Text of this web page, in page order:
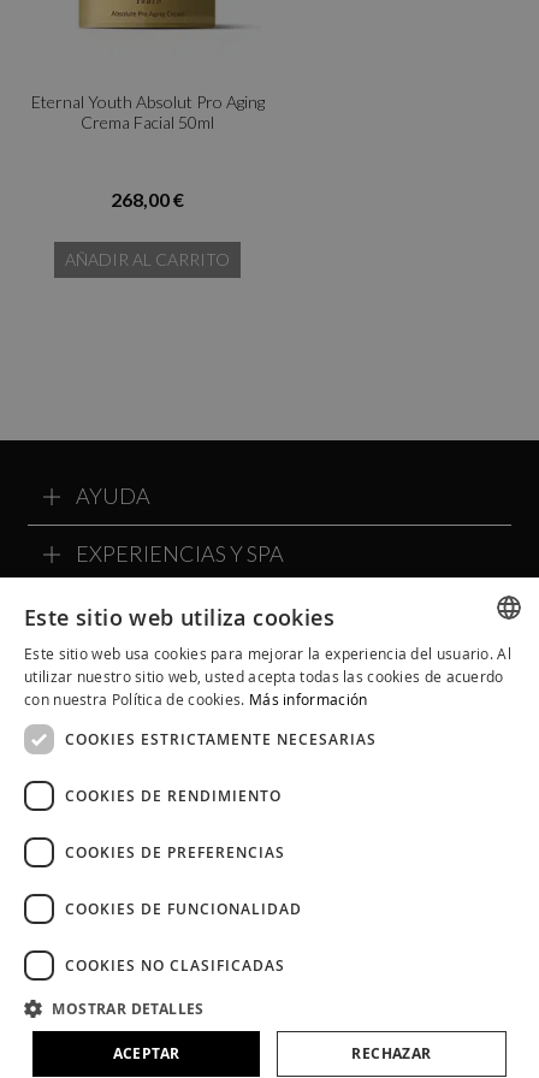
Eternal Youth Absolut Pro Aging
Crema Facial 50ml
268,00 €
AÑADIR AL CARRITO
AYUDA
EXPERIENCIAS Y SPA
SOBRE ALQVIMIA
COMMUNITY ALQVIMIA
Aviso Legal Políticas de Cookies
SPANISH
Este sitio web utiliza cookies
Este sitio web usa cookies para mejorar la experiencia del usuario. Al
utilizar nuestro sitio web, usted acepta todas las cookies de acuerdo
con nuestra Política de cookies. Más información
COOKIES ESTRICTAMENTE NECESARIAS
COOKIES DE RENDIMIENTO
COOKIES DE PREFERENCIAS
COOKIES DE FUNCIONALIDAD
COOKIES NO CLASIFICADAS
MOSTRAR DETALLES
ACEPTAR RECHAZAR